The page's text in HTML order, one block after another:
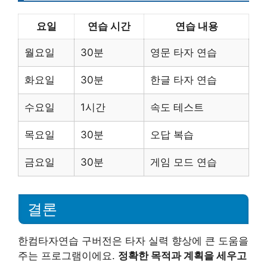
요일 연습 시간 연습 내용
월요일 30분 영문 타자 연습
화요일 30분 한글 타자 연습
수요일 1시간 속도 테스트
목요일 30분 오답 복습
금요일 30분 게임 모드 연습
결론
한컴타자연습 구버전은 타자 실력 향상에 큰 도움을
주는 프로그램이에요. 정확한 목적과 계획을 세우고